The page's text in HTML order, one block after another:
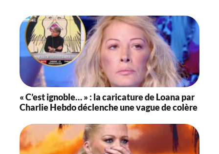
« C’est ignoble… » : la caricature de Loana par
Charlie Hebdo déclenche une vague de colère